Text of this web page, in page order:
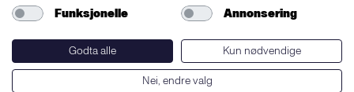
Varsling og etiske retningslinjer
Redegjørelse etter åpenhetsloven
Funksjonelle
Annonsering
Godta alle
Kun nødvendige
Nei, endre valg